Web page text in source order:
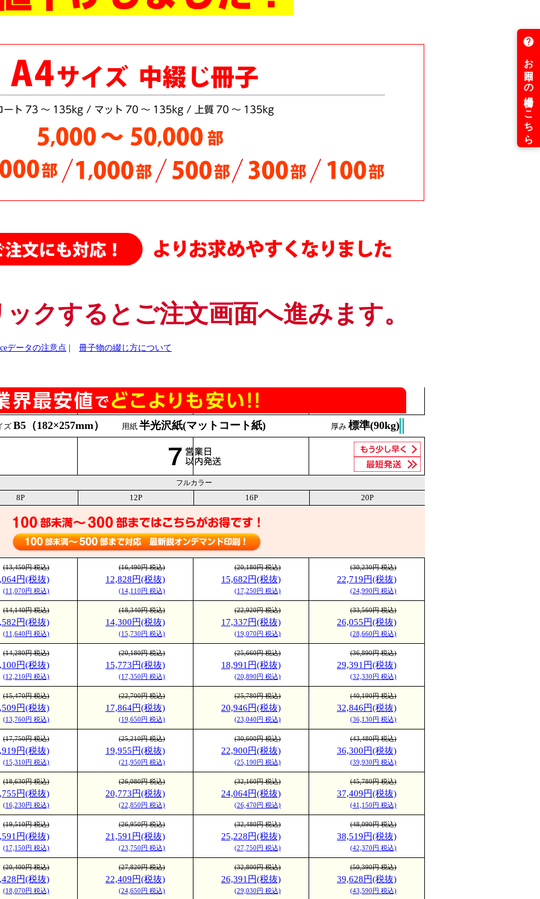
綴じ冊子・A4サイズを、どこよりも安く値下げしました。
綴じ冊子・モノクロ・A6サイズをどこよりも安く値下げしました
綴じ冊子・モノクロ・A5/B6 サイズをどこよりも安く値下げしました
綴じ冊子・カラー・B6サイズ 7営業日を追加し、どこよりも安く値下げしました
綴じ冊子・モノクロ・A4サイズをさらに値下げしました。最大5万部ご対応中！
綴じ冊子・A4サイズ・カラー 各種用紙を更に値下げしました
綴じ冊子（カラー）A4／B5サイズ さらに値下げしました
折パンフレット
中綴じ冊子（モノクロ）をさらに値下げしました
綴じ冊子・A4・B5変形サイズ（モノクロ） さらに値下げしました
綴じ冊子（カラー）A4、B5、A5サイズ（5,000部まで）更に値下げしました！
フセット中綴じ・A4サイズ 5,000部～50,000部をさらに【値下げ】はじめました！
フセット中綴じ冊子・A5変形カラー さらに【値下げ】はじめました！
綴じ冊子・A4サイズ 100・300・500・1000・2000・3000部をさらに値下げ！
クするとご注文画面へ進みます。
データの注意点 冊子物の綴じ方について
(13,450円 税込)
円(税抜)
(11,070円 税込)
(16,490円 税込)
12,828円(税抜)
(14,110円 税込)
(20,180円 税込)
15,682円(税抜)
(17,250円 税込)
(30,230円 税込)
22,719円(税抜)
(24,990円 税込)
(14,140円 税込)
円(税抜)
(11,640円 税込)
(18,340円 税込)
14,300円(税抜)
(15,730円 税込)
(22,920円 税込)
17,337円(税抜)
(19,070円 税込)
(33,560円 税込)
26,055円(税抜)
(28,660円 税込)
(14,280円 税込)
円(税抜)
(12,210円 税込)
(20,180円 税込)
15,773円(税抜)
(17,350円 税込)
(25,660円 税込)
18,991円(税抜)
(20,890円 税込)
(36,890円 税込)
29,391円(税抜)
(32,330円 税込)
(15,470円 税込)
円(税抜)
(13,760円 税込)
(22,700円 税込)
17,864円(税抜)
(19,650円 税込)
(25,780円 税込)
20,946円(税抜)
(23,040円 税込)
(40,190円 税込)
32,846円(税抜)
(36,130円 税込)
(17,750円 税込)
円(税抜)
(15,310円 税込)
(25,210円 税込)
19,955円(税抜)
(21,950円 税込)
(30,600円 税込)
22,900円(税抜)
(25,190円 税込)
(43,480円 税込)
36,300円(税抜)
(39,930円 税込)
(18,630円 税込)
円(税抜)
(16,230円 税込)
(26,080円 税込)
20,773円(税抜)
(22,850円 税込)
(32,160円 税込)
24,064円(税抜)
(26,470円 税込)
(45,780円 税込)
37,409円(税抜)
(41,150円 税込)
(19,510円 税込)
円(税抜)
(17,150円 税込)
(26,950円 税込)
21,591円(税抜)
(23,750円 税込)
(32,480円 税込)
25,228円(税抜)
(27,750円 税込)
(48,090円 税込)
38,519円(税抜)
(42,370円 税込)
(20,400円 税込)
円(税抜)
(18,070円 税込)
(27,820円 税込)
22,409円(税抜)
(24,650円 税込)
(32,800円 税込)
26,391円(税抜)
(29,030円 税込)
(50,390円 税込)
39,628円(税抜)
(43,590円 税込)
ズ B5（182×257mm） 用紙 半光沢紙(マットコート紙) 厚み 標準(90kg)
フルカラー
8P 12P 16P 20P